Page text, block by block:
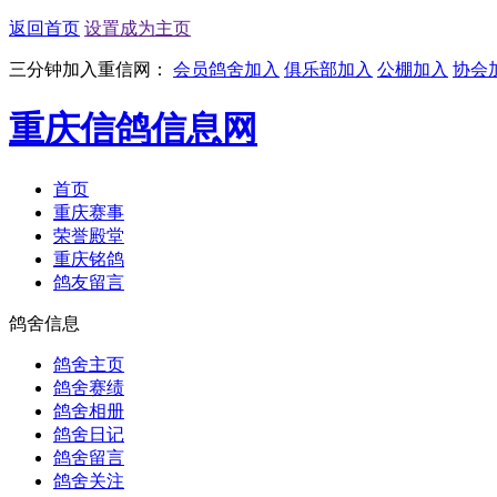
返回首页 设置成为主页
三分钟加入重信网： 会员鸽舍加入 俱乐部加入 公棚加入 协会
重庆信鸽信息网
首页
重庆赛事
荣誉殿堂
重庆铭鸽
鸽友留言
鸽舍信息
鸽舍主页
鸽舍赛绩
鸽舍相册
鸽舍日记
鸽舍留言
鸽舍关注